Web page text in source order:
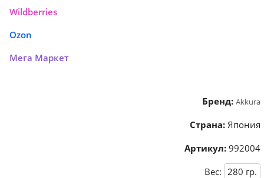
Wildberries
Ozon
Мега Маркет
Бренд: Akkura
Страна: Япония
Артикул: 992004
Вес: 280 гр.